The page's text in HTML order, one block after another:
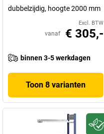
dubbelzijdig, hoogte 2000 mm
Excl. BTW
vanaf € 305,-
binnen 3-5 werkdagen
Toon 8 varianten